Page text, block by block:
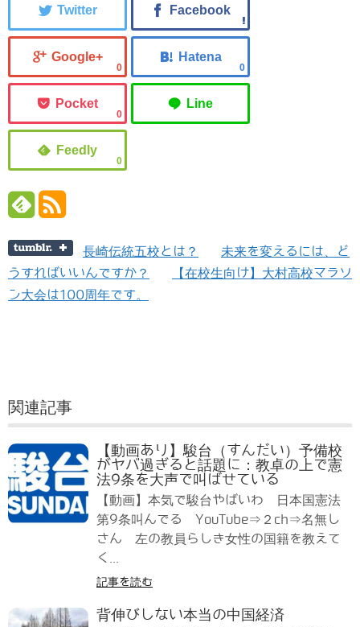
0 0
0
0
長崎伝統五校とは？
未来を変えるには、ど
うすればいいんですか？
【在校生向け】大村高校マラソ
ン大会は100周年です。
関連記事
【動画あり】駿台（すんだい）予備校
がヤバ過ぎると話題に：教卓の上で憲
法9条を大声で叫ばせている
【動画】本気で駿台やばいわ 日本国憲法
第9条叫んでる YouTube⇒２ch⇒名無し
さん 左の教員らしき女性の国籍を教えて
く...
記事を読む
背伸びしない本当の中国経済